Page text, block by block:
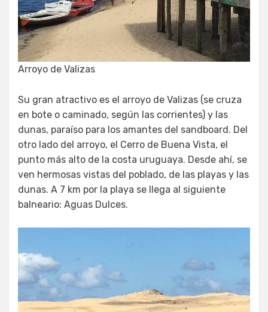
Arroyo de Valizas
Su gran atractivo es el arroyo de Valizas (se cruza
en bote o caminado, según las corrientes) y las
dunas, paraíso para los amantes del sandboard. Del
otro lado del arroyo, el Cerro de Buena Vista, el
punto más alto de la costa uruguaya. Desde ahí, se
ven hermosas vistas del poblado, de las playas y las
dunas. A 7 km por la playa se llega al siguiente
balneario: Aguas Dulces.